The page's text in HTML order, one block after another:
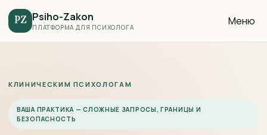
PZ Psiho-Zakon
ПЛАТФОРМА ДЛЯ ПСИХОЛОГА Меню
КЛИНИЧЕСКИМ ПСИХОЛОГАМ
ВАША ПРАКТИКА — СЛОЖНЫЕ ЗАПРОСЫ, ГРАНИЦЫ И
БЕЗОПАСНОСТЬ